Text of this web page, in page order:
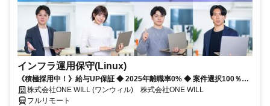
インフラ運用保守(Linux)
《積極採用中！》給与UP保証 ◆ 2025年離職率0% ◆ 案件選択100％！
◆ 平均残業7時間！
株式会社ONE WILL (ワンウィル) 株式会社ONE WILL
フルリモート